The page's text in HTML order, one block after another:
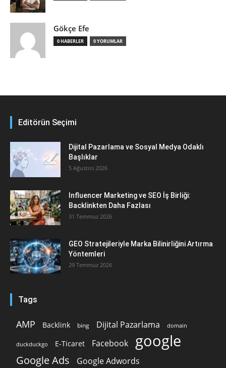
Gökçe Efe
0 HABERLER 0 YORUMLAR
Editörün Seçimi
Dijital Pazarlama ve Sosyal Medya Odaklı
Başlıklar
5 Ağustos 2026
Influencer Marketing ve SEO İş Birliği:
Backlinkten Daha Fazlası
31 Temmuz 2026
GEO Stratejileriyle Marka Bilinirliğini Artırma
Yöntemleri
29 Temmuz 2026
Tags
AMP Backlink bing Dijital Pazarlama domain
duckduckgo E-Ticaret Facebook google
Google Ads Google Adwords